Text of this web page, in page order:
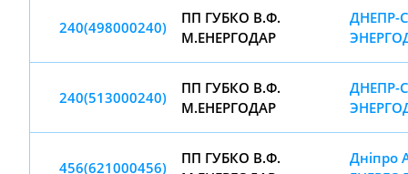
240(498000240)
ПП ГУБКО В.Ф.
М.ЕНЕРГОДАР
ДНЕПР-
240(513000240)
ПП ГУБКО В.Ф.
М.ЕНЕРГОДАР
ДНЕПР-
456(621000456)
ПП ГУБКО В.Ф.
Дніпро